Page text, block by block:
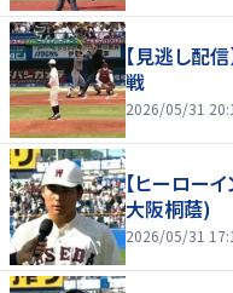
【見逃し配
戦
2026/05/31
【ヒーロー
大阪桐蔭)
2026/05/31